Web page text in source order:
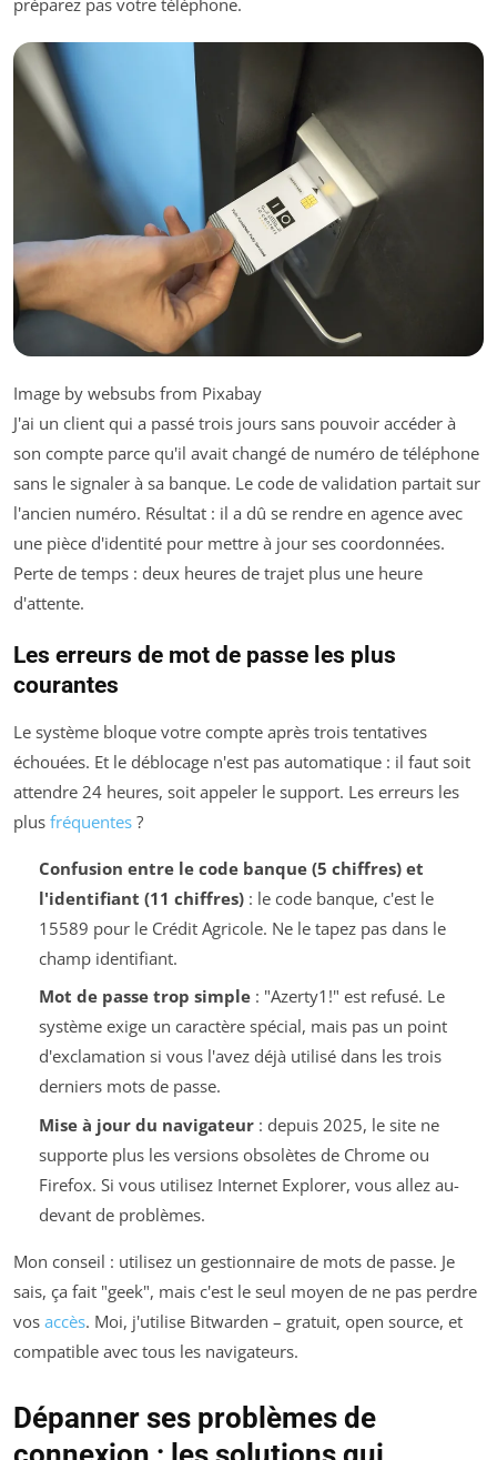
préparez pas votre téléphone.
Image by websubs from Pixabay
J'ai un client qui a passé trois jours sans pouvoir accéder à
son compte parce qu'il avait changé de numéro de téléphone
sans le signaler à sa banque. Le code de validation partait sur
l'ancien numéro. Résultat : il a dû se rendre en agence avec
une pièce d'identité pour mettre à jour ses coordonnées.
Perte de temps : deux heures de trajet plus une heure
d'attente.
Les erreurs de mot de passe les plus
courantes
Le système bloque votre compte après trois tentatives
échouées. Et le déblocage n'est pas automatique : il faut soit
attendre 24 heures, soit appeler le support. Les erreurs les
plus fréquentes ?
Confusion entre le code banque (5 chiffres) et
l'identifiant (11 chiffres): le code banque, c'est le
15589 pour le Crédit Agricole. Ne le tapez pas dans le
champ identifiant.
Mot de passe trop simple: "Azerty1!" est refusé. Le
système exige un caractère spécial, mais pas un point
d'exclamation si vous l'avez déjà utilisé dans les trois
derniers mots de passe.
Mise à jour du navigateur: depuis 2025, le site ne
supporte plus les versions obsolètes de Chrome ou
Firefox. Si vous utilisez Internet Explorer, vous allez au-
devant de problèmes.
Mon conseil : utilisez un gestionnaire de mots de passe. Je
sais, ça fait "geek", mais c'est le seul moyen de ne pas perdre
vos accès. Moi, j'utilise Bitwarden – gratuit, open source, et
compatible avec tous les navigateurs.
Dépanner ses problèmes de